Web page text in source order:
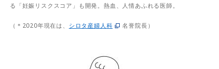
る「妊娠リスクスコア」も開発。熱血、人情あふれる医師。
（＊2020年現在は、 シロタ産婦人科 名誉院長）